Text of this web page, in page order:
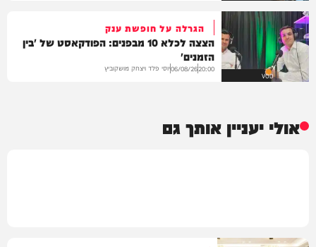
VOD
הגרלה על חופשת ענק
הצצה לכלא 10 מבפנים: הפודקאסט של 'בין
הזמנים'
20:00
06/08/26יוסי פלד ויצחק מושקוביץ
אולי יעניין אותך גם